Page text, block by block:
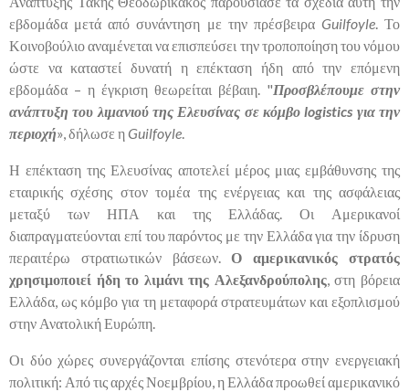
εβδομάδα μετά από συνάντηση με την πρέσβειρα Guilfoyle. Το
Κοινοβούλιο αναμένεται να επισπεύσει την τροποποίηση του νόμου
ώστε να καταστεί δυνατή η επέκταση ήδη από την επόμενη
εβδομάδα – η έγκριση θεωρείται βέβαιη. "Προσβλέπουμε στην
ανάπτυξη του λιμανιού της Ελευσίνας σε κόμβο logistics για την
περιοχή», δήλωσε ηGuilfoyle.
Η επέκταση της Ελευσίνας αποτελεί μέρος μιας εμβάθυνσης της
εταιρικής σχέσης στον τομέα της ενέργειας και της ασφάλειας
μεταξύ των ΗΠΑ και της Ελλάδας. Οι Αμερικανοί
διαπραγματεύονται επί του παρόντος με την Ελλάδα για την ίδρυση
περαιτέρω στρατιωτικών βάσεων.Ο αμερικανικός στρατός
χρησιμοποιεί ήδη το λιμάνι της Αλεξανδρούπολης, στη βόρεια
Ελλάδα, ως κόμβο για τη μεταφορά στρατευμάτων και εξοπλισμού
στην Ανατολική Ευρώπη.
Οι δύο χώρες συνεργάζονται επίσης στενότερα στην ενεργειακή
πολιτική: Από τις αρχές Νοεμβρίου, η Ελλάδα προωθεί αμερικανικό